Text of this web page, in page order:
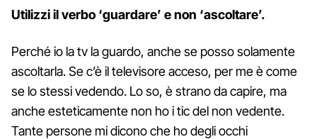
Utilizzi il verbo ‘guardare’ e non ‘ascoltare’.
Perché io la tv la guardo, anche se posso solamente
ascoltarla. Se c’è il televisore acceso, per me è come
se lo stessi vedendo. Lo so, è strano da capire, ma
anche esteticamente non ho i tic del non vedente.
Tante persone mi dicono che ho degli occhi